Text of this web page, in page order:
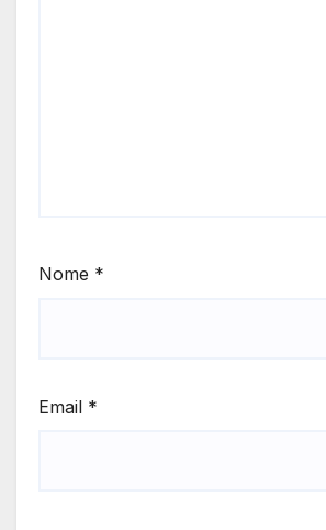
Nome *
Email *